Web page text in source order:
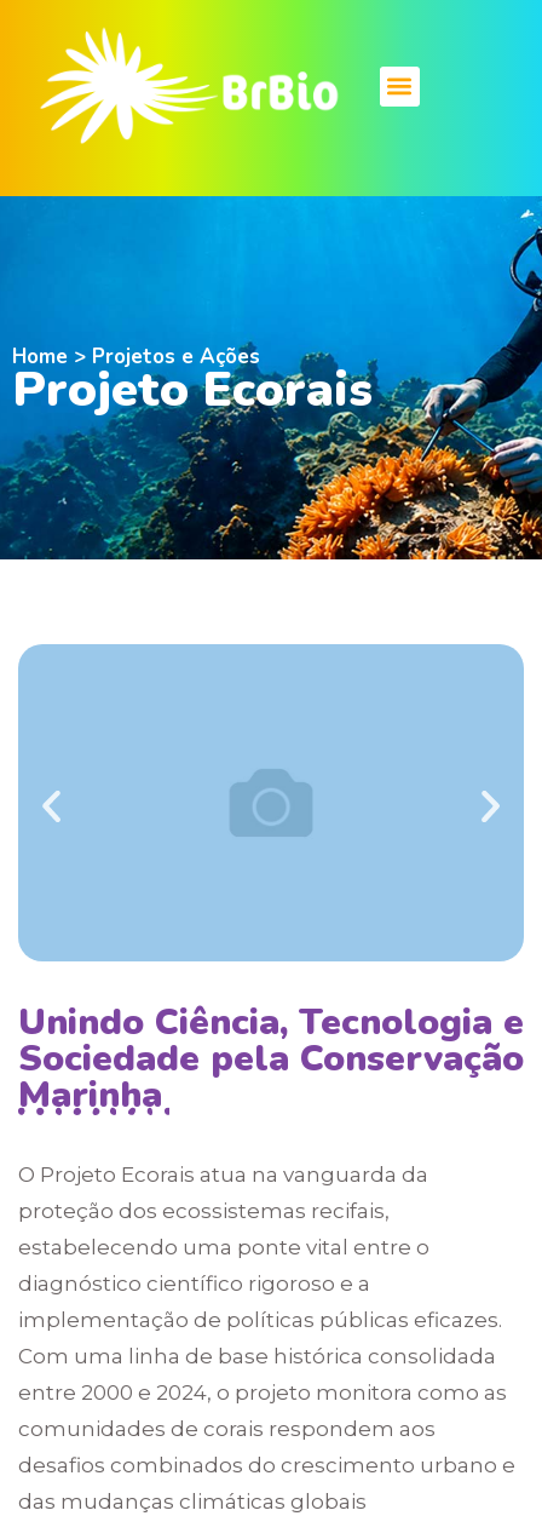
Home > Projetos e Ações
Projeto Ecorais
Unindo Ciência, Tecnologia e
Sociedade pela Conservação
Marinha
O Projeto Ecorais atua na vanguarda da
proteção dos ecossistemas recifais,
estabelecendo uma ponte vital entre o
diagnóstico científico rigoroso e a
implementação de políticas públicas eficazes.
Com uma linha de base histórica consolidada
entre 2000 e 2024, o projeto monitora como as
comunidades de corais respondem aos
desafios combinados do crescimento urbano e
das mudanças climáticas globais